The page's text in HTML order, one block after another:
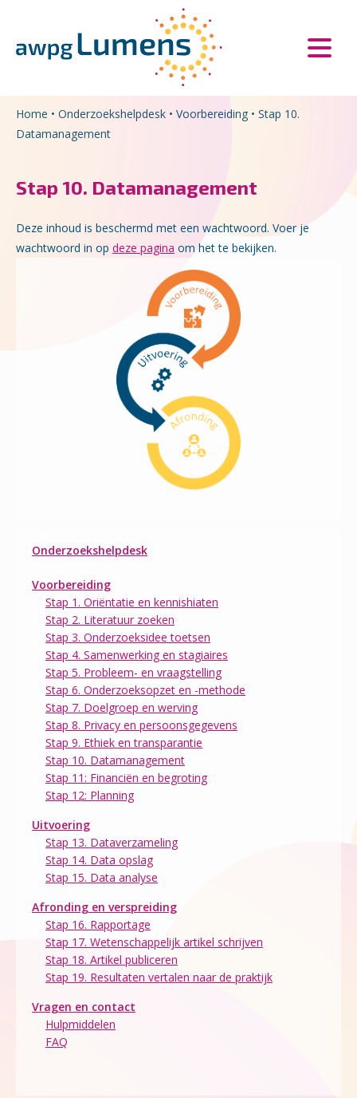
Home • Onderzoekshelpdesk • Voorbereiding • Stap 10.
Datamanagement
Onderzoekshelpdesk
Voorbereiding
Stap 1. Oriëntatie en kennishiaten
Stap 2. Literatuur zoeken
Stap 3. Onderzoeksidee toetsen
Stap 4. Samenwerking en stagiaires
Stap 5. Probleem- en vraagstelling
Stap 6. Onderzoeksopzet en -methode
Stap 7. Doelgroep en werving
Stap 8. Privacy en persoonsgegevens
Stap 9. Ethiek en transparantie
Stap 10. Datamanagement
Stap 11: Financiën en begroting
Stap 12: Planning
Uitvoering
Stap 13. Dataverzameling
Stap 14. Data opslag
Stap 15. Data analyse
Afronding en verspreiding
Stap 16. Rapportage
Stap 17. Wetenschappelijk artikel schrijven
Stap 18. Artikel publiceren
Stap 19. Resultaten vertalen naar de praktijk
Vragen en contact
Hulpmiddelen
FAQ
Stap 10. Datamanagement
Deze inhoud is beschermd met een wachtwoord. Voer je
wachtwoord in op deze pagina om het te bekijken.